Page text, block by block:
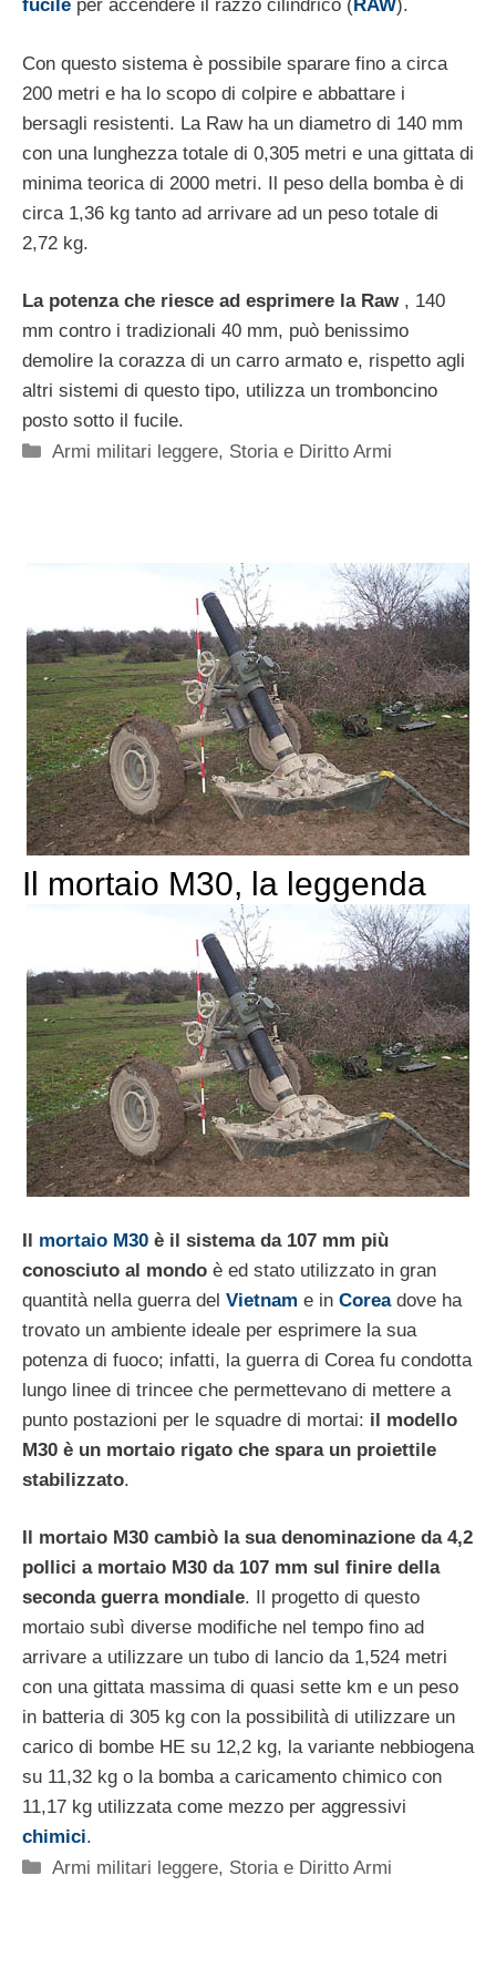
fucile per accendere il razzo cilindrico ( RAW).
Con questo sistema è possibile sparare fino a circa
200 metri e ha lo scopo di colpire e abbattare i
bersagli resistenti. La Raw ha un diametro di 140 mm
con una lunghezza totale di 0,305 metri e una gittata di
minima teorica di 2000 metri. Il peso della bomba è di
circa 1,36 kg tanto ad arrivare ad un peso totale di
2,72 kg.
La potenza che riesce ad esprimere la Raw , 140
mm contro i tradizionali 40 mm, può benissimo
demolire la corazza di un carro armato e, rispetto agli
altri sistemi di questo tipo, utilizza un tromboncino
posto sotto il fucile.
Categorie
Armi militari leggere, Storia e Diritto Armi
Il mortaio M30, la leggenda
Il mortaio M30 è il sistema da 107 mm più
conosciuto al mondo è ed stato utilizzato in gran
quantità nella guerra del Vietnam e in Coreadove ha
trovato un ambiente ideale per esprimere la sua
potenza di fuoco; infatti, la guerra di Corea fu condotta
lungo linee di trincee che permettevano di mettere a
punto postazioni per le squadre di mortai: il modello
M30 è un mortaio rigato che spara un proiettile
stabilizzato.
Il mortaio M30 cambiò la sua denominazione da 4,2
pollici a mortaio M30 da 107 mm sul finire della
seconda guerra mondiale. Il progetto di questo
mortaio subì diverse modifiche nel tempo fino ad
arrivare a utilizzare un tubo di lancio da 1,524 metri
con una gittata massima di quasi sette km e un peso
in batteria di 305 kg con la possibilità di utilizzare un
carico di bombe HE su 12,2 kg, la variante nebbiogena
su 11,32 kg o la bomba a caricamento chimico con
11,17 kg utilizzata come mezzo per aggressivi
chimici.
Categorie
Armi militari leggere, Storia e Diritto Armi